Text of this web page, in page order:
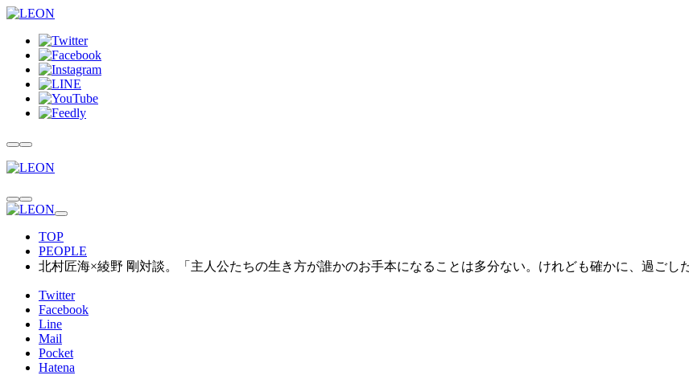
TOP
PEOPLE
北村匠海×綾野 剛対談。「主人公たちの生き方が誰かのお手本になることは多分ない。けれども確かに、過ごし
Twitter
Facebook
Line
Mail
Pocket
Hatena